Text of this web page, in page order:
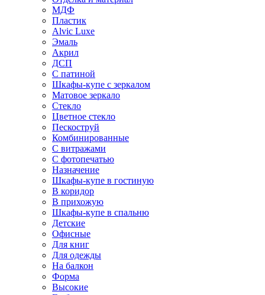
МДФ
Пластик
Alvic Luxe
Эмаль
Акрил
ДСП
С патиной
Шкафы-купе с зеркалом
Матовое зеркало
Стекло
Цветное стекло
Пескоструй
Комбинированные
С витражами
С фотопечатью
Назначение
Шкафы-купе в гостиную
В коридор
В прихожую
Шкафы-купе в спальню
Детские
Офисные
Для книг
Для одежды
На балкон
Форма
Высокие